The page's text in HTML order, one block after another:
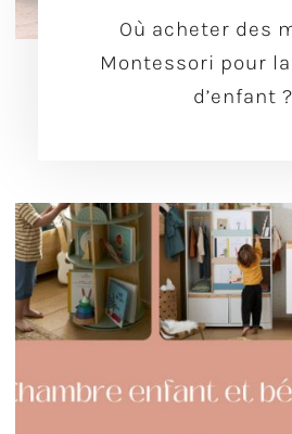
Où acheter des
Montessori pour
d’enfant ?